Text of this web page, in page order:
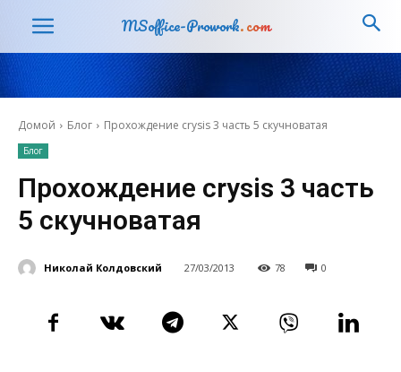
MSoffice-Prowork.com
Домой Блог Прохождение crysis 3 часть 5 скучноватая
Блог
Прохождение crysis 3 часть
5 скучноватая
Николай Колдовский 27/03/2013 78 0